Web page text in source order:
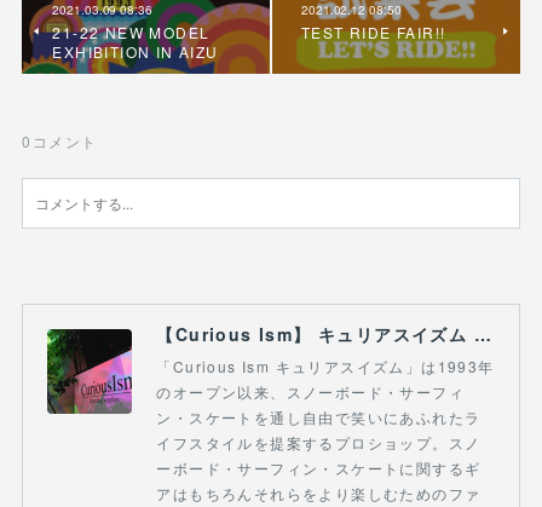
2021.03.09 08:36
21-22 NEW MODEL
EXHIBITION IN AIZU
2021.02.12 08:50
TEST RIDE FAIR!!
0 コメント
【Curious Ism】 キュリアスイズム l スノーボードショップ サーフショップ 福島県 会津若松市 郡山市 通販
「Curious Ism キュリアスイズム」は1993年
のオープン以来、スノーボード・サーフィ
ン・スケートを通し自由で笑いにあふれたラ
イフスタイルを提案するプロショップ。スノ
ーボード・サーフィン・スケートに関するギ
アはもちろんそれらをより楽しむためのファ